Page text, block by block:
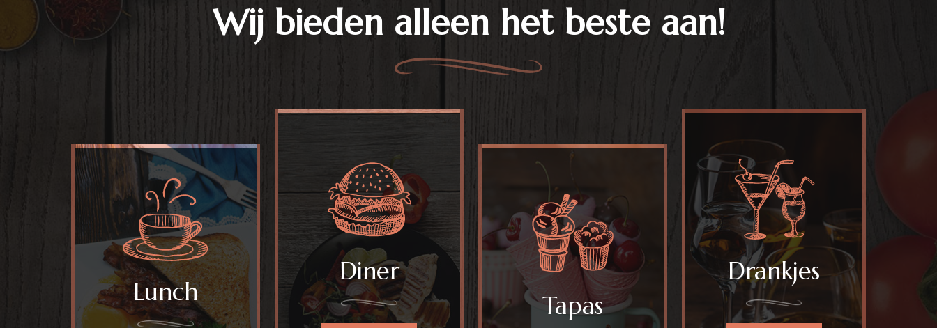
Wij bieden alleen het beste aan!
Lunch
Diner
Tapas
Drankjes